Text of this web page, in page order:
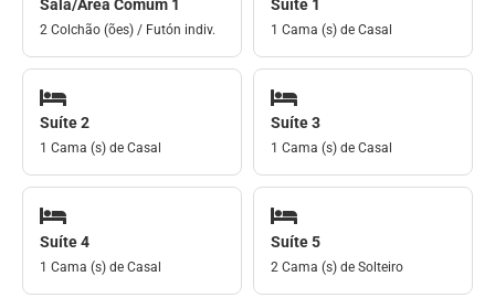
Sala/Área Comum 1
2 Colchão (ões) / Futón indiv.
Suíte 1
1 Cama (s) de Casal
Suíte 2
1 Cama (s) de Casal
Suíte 3
1 Cama (s) de Casal
Suíte 4
1 Cama (s) de Casal
Suíte 5
2 Cama (s) de Solteiro